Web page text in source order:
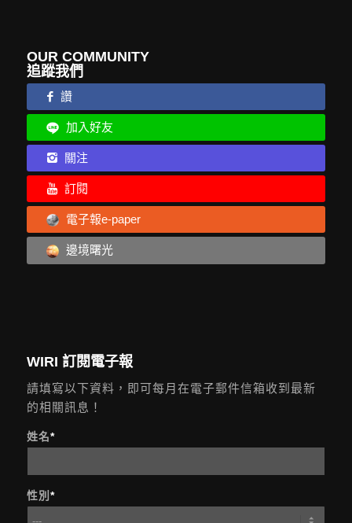
OUR COMMUNITY
追蹤我們
讚
加入好友
關注
訂閱
電子報e-paper
邊境曙光
WIRI 訂閱電子報
請填寫以下資料，即可每月在電子郵件信箱收到最新
的相關訊息！
姓名*
性別 *